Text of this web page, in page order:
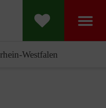
Westfalen